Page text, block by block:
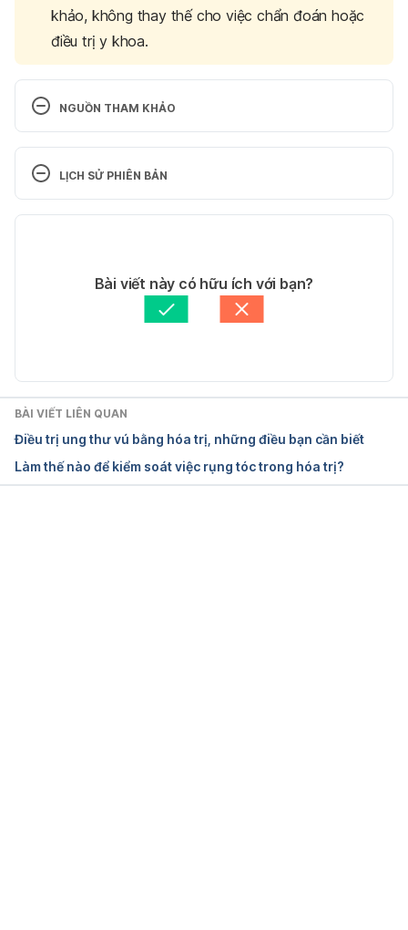
khảo, không thay thế cho việc chẩn đoán hoặc
điều trị y khoa.
NGUỒN THAM KHẢO
https://www.cancer.org/treatment/treatments-and-
Ngày truy cập: 12/07/2019
Chemotherapy to Treat Cancer
cancer/treatment/types/chemotherapy
Chemotherapy
LỊCH SỬ PHIÊN BẢN
Tác giả: Tuấn Anh
Tham vấn y khoa: Bác sĩ Trần Kiến Bình
Lương Lan
Bài viết này có hữu ích với bạn?
BÀI VIẾT LIÊN QUAN
Điều trị ung thư vú bằng hóa trị, những điều bạn cần biết
Làm thế nào để kiểm soát việc rụng tóc trong hóa trị?